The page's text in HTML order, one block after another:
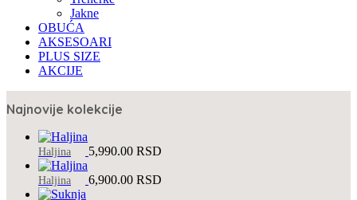
Jakne
OBUĆA
AKSESOARI
PLUS SIZE
AKCIJE
Najnovije kolekcije
Haljina 5,990.00 RSD
Haljina 6,900.00 RSD